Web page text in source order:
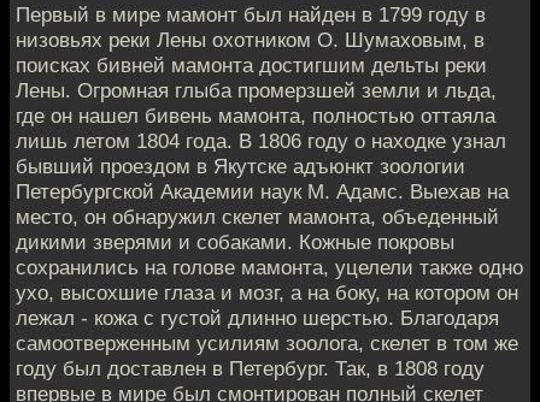
Первый в мире мамонт был найден в 1799 году в
низовьях реки Лены охотником О. Шумаховым, в
поисках бивней мамонта достигшим дельты реки
Лены. Огромная глыба промерзшей земли и льда,
где он нашел бивень мамонта, полностью оттаяла
лишь летом 1804 года. В 1806 году о находке узнал
бывший проездом в Якутске адъюнкт зоологии
Петербургской Академии наук М. Адамс. Выехав на
место, он обнаружил скелет мамонта, объеденный
дикими зверями и собаками. Кожные покровы
сохранились на голове мамонта, уцелели также одно
ухо, высохшие глаза и мозг, а на боку, на котором он
лежал - кожа с густой длинно шерстью. Благодаря
самоотверженным усилиям зоолога, скелет в том же
году был доставлен в Петербург. Так, в 1808 году
впервые в мире был смонтирован полный скелет